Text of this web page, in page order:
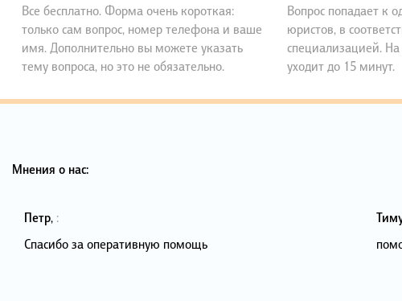
Все бесплатно. Форма очень короткая:
только сам вопрос, номер телефона и ваше
имя. Дополнительно вы можете указать
тему вопроса, но это не обязательно.
Вопрос попадает к
юристов, в
специализацией.
уходит до 15 минут.
Мнения о нас:
Петр, :
Спасибо за оперативную помощь